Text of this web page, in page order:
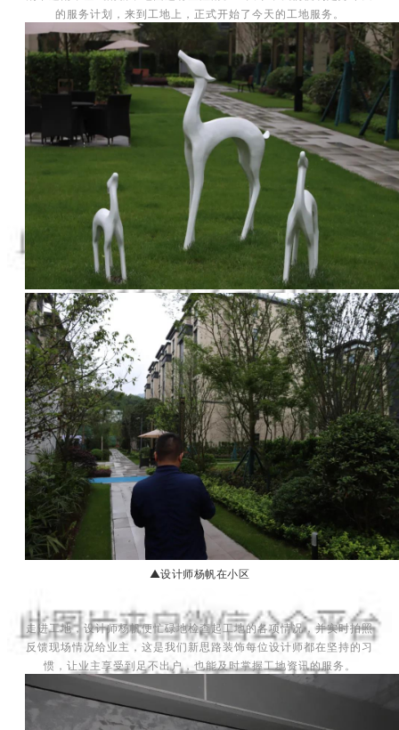
的服务计划，来到工地上，正式开始了今天的工地服务。
▲设计师杨帆在小区
走进工地，设计师杨帆便忙碌地检查起工地的各项情况，并实时拍照
反馈现场情况给业主，这是我们新思路装饰每位设计师都在坚持的习
惯，让业主享受到 足不出户，也能及时掌握工地资讯的服务。